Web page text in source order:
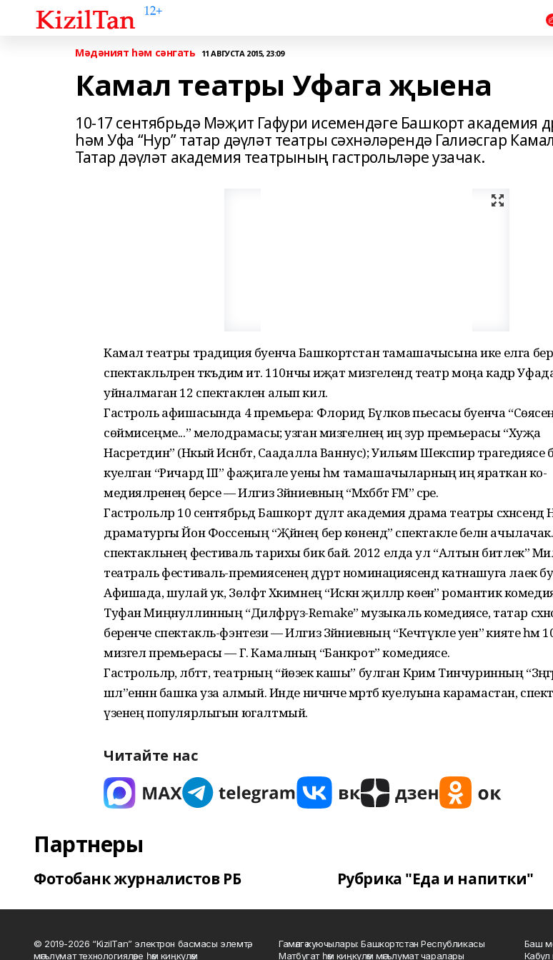
Мәдәният һәм сәнгать 11 АВГУСТА 2015, 23:09
Камал театры Уфага җыена
10-17 сентябрьдә Мәҗит Гафури исемендәге Башкорт академия
һәм Уфа “Нур” татар дәүләт театры сәхнәләрендә Галиәсгар
Татар дәүләт академия театрының гастрольләре узачак.
Камал театры традиция буенча Башкортстан тамашачысына ике елга бер
спектакльләрен тәкъдим итә. 110нчы иҗат мизге­лендә театр моңа кадәр
уйналмаган 12 спектаклен алып килә.
Гастроль афишасында 4 премьера: Флорид Бүләков пьесасы буенча
сөймисеңме...” мелодрамасы; узган мизгелнең иң зур премьерасы “Хуҗа
Насретдин” (Нәкый Исәнбәт, Саадалла Ваннус); Уильям Шекспир трагедиясе
куелган “Ричард III” фаҗигале уены һәм тамашачыларның иң яраткан ко­
медияләренең берсе — Илгиз Зәйниевның “Мәхәббәт FM” әсәре.
Гастрольләр 10 сентябрьдә Башкорт дәүләт академия драма театры сәхнәсендә
драматургы Йон Фоссеның “Җәйнең бер көнендә” спектакле белән
спектакльнең фестиваль тарихы бик бай. 2012 елда ул “Алтын битлек”
театраль фестиваль-премиясенең дүрт номинациясендә катнашуга лаек
Афишада, шулай ук, Зөлфәт Хәкимнең “Искән җилләр көенә” романтик
Туфан Миңнул­линның “Диләфрүз-Remake” музыкаль комедиясе, татар
беренче спектакль-фэнтези — Илгиз Зәйниевның “Кечтүкле уен” әкияте һәм
мизгел премьерасы — Г. Камалның “Банкрот” комедиясе.
Гастрольләр, әлбәттә, театрның “йөзек кашы” булган Кәрим Тин­чуринның
шәл”еннән башка уза алмый. Инде ничәнче мәртәбә куелуына карамастан,
үзенең популярлыгын югалтмый.
Читайте нас
Партнеры
Фотобанк журналистов РБ Рубрика "Еда и напитки"
© 2019-2026 “KizilTan” электрон басмасы элемтә,
мәгълүмат технологияләре һәм киңкүләм
Гамәлгә куючылары: Башкортстан Республикасы
Матбугат һәм киңкүләм мәгълүмат чаралары
Баш
Кабул